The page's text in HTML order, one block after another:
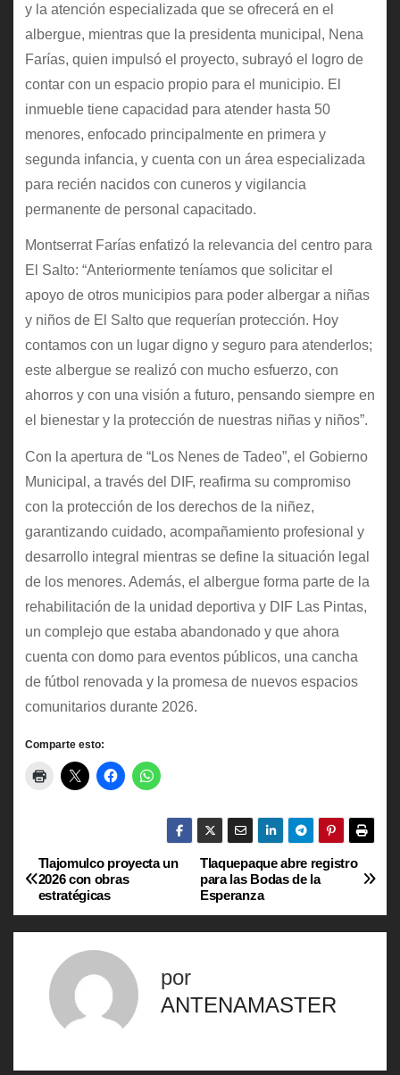
y la atención especializada que se ofrecerá en el
albergue, mientras que la presidenta municipal, Nena
Farías, quien impulsó el proyecto, subrayó el logro de
contar con un espacio propio para el municipio. El
inmueble tiene capacidad para atender hasta 50
menores, enfocado principalmente en primera y
segunda infancia, y cuenta con un área especializada
para recién nacidos con cuneros y vigilancia
permanente de personal capacitado.
Montserrat Farías enfatizó la relevancia del centro para
El Salto: “Anteriormente teníamos que solicitar el
apoyo de otros municipios para poder albergar a niñas
y niños de El Salto que requerían protección. Hoy
contamos con un lugar digno y seguro para atenderlos;
este albergue se realizó con mucho esfuerzo, con
ahorros y con una visión a futuro, pensando siempre en
el bienestar y la protección de nuestras niñas y niños”.
Con la apertura de “Los Nenes de Tadeo”, el Gobierno
Municipal, a través del DIF, reafirma su compromiso
con la protección de los derechos de la niñez,
garantizando cuidado, acompañamiento profesional y
desarrollo integral mientras se define la situación legal
de los menores. Además, el albergue forma parte de la
rehabilitación de la unidad deportiva y DIF Las Pintas,
un complejo que estaba abandonado y que ahora
cuenta con domo para eventos públicos, una cancha
de fútbol renovada y la promesa de nuevos espacios
comunitarios durante 2026.
Comparte esto:
N
a
Tlaquepaque abre registro
para las Bodas de la
Esperanza
Tlajomulco proyecta un
2026 con obras
estratégicas
por
ANTENAMASTER